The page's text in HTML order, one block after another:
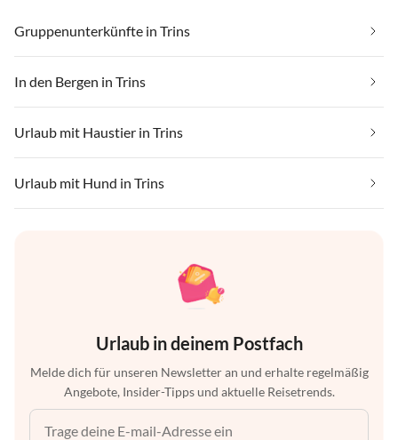
Gruppenunterkünfte in Trins
In den Bergen in Trins
Urlaub mit Haustier in Trins
Urlaub mit Hund in Trins
Urlaub in deinem Postfach
Melde dich für unseren Newsletter an und erhalte regelmäßig
Angebote, Insider-Tipps und aktuelle Reisetrends.